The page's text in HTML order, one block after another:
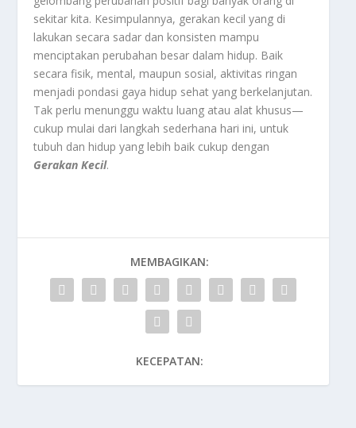
sekitar kita. Kesimpulannya, gerakan kecil yang di
lakukan secara sadar dan konsisten mampu
menciptakan perubahan besar dalam hidup. Baik
secara fisik, mental, maupun sosial, aktivitas ringan
menjadi pondasi gaya hidup sehat yang berkelanjutan.
Tak perlu menunggu waktu luang atau alat khusus—
cukup mulai dari langkah sederhana hari ini, untuk
tubuh dan hidup yang lebih baik cukup dengan
Gerakan Kecil.
MEMBAGIKAN:
KECEPATAN: